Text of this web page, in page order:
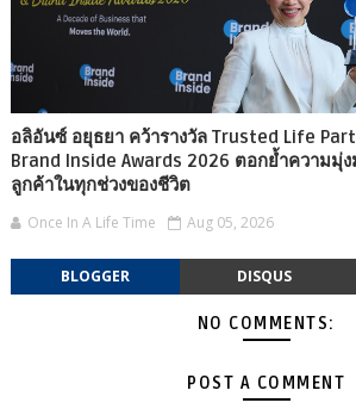
อลิอันซ์ อยุธยา คว้ารางวัล Trusted Life
Brand Inside Awards 2026 ตอกย้ำความมุ่ง
ลูกค้าในทุกช่วงของชีวิต
Once In A Life Time Aug 05, 2026
BLOGGER DISQUS
NO COMMENTS:
POST A COMMENT